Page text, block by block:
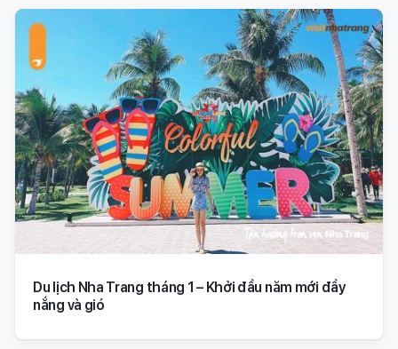
Du lịch Nha Trang tháng 1 – Khởi đầu năm mới đầy
nắng và gió